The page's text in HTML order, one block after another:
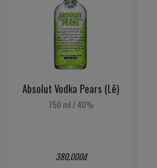
Absolut Vodka Pears (Lê)
750 ml/40%
380,000đ